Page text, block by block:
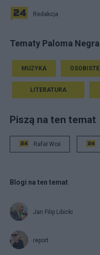
Redakcja
Tematy Paloma Negra
MUZYKA OSOBISTE
LITERATURA
Piszą na ten temat
Rafał Woś
Blogi na ten temat
Jan Filip Libicki
report